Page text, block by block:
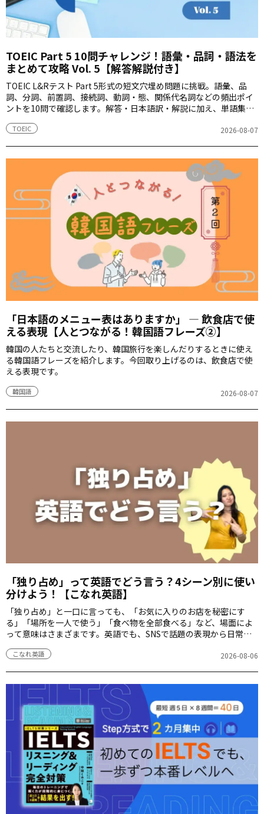
TOEIC Part 5 10問チャレンジ！語彙・品詞・語法を
まとめて攻略 Vol. 5【解答解説付き】
TOEIC L&Rテスト Part 5形式の短文穴埋め問題に挑戦。語彙、品
詞、分詞、前置詞、接続詞、動詞・態、関係代名詞などの頻出ポイ
ントを10問で確認します。解答・日本語訳・解説に加え、単語集と
TOEIC 2026-08-07
「日本語のメニュー表はありますか」 ― 飲食店で使
える表現【人とつながる！韓国語フレーズ②】
韓国の人たちと交流したり、韓国旅行を楽しんだりするときに使え
る韓国語フレーズを紹介します。今回取り上げるのは、飲食店で使
える表現です。
韓国語 2026-08-07
「独り占め」って英語でどう言う？4シーン別に使い
分けよう！【こなれ英語】
「独り占め」と一口に言っても、「お気に入りのお店を秘密にす
る」「場所を一人で使う」「食べ物を全部食べる」など、場面によ
って意味はさまざまです。英語でも、SNSで話題の表現から日常会
ます。今回は、「独り占め」を表す英語表現を4シーン別に紹介しま
こなれ英語 2026-08-06